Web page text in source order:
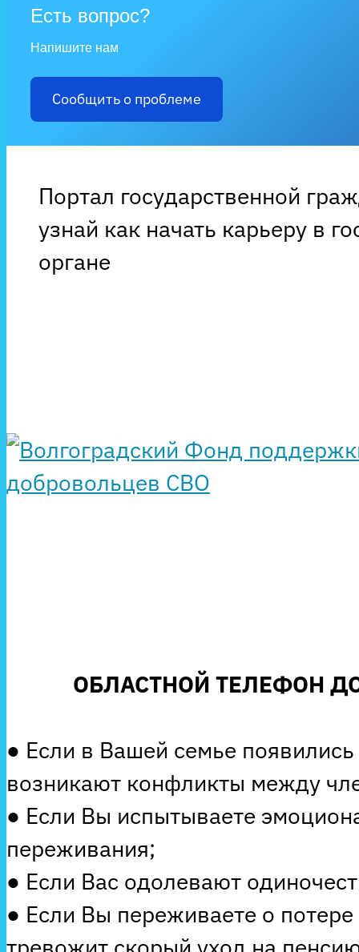
Есть вопрос?
Напишите нам
Сообщить о проблеме
Портал государственной
узнай как начать карьеру в
органе
ОБЛАСТНОЙ ТЕЛЕФОН
● Если в Вашей семье
возникают конфликты между
● Если Вы испытываете
переживания;
● Если Вас одолевают
● Если Вы переживаете о